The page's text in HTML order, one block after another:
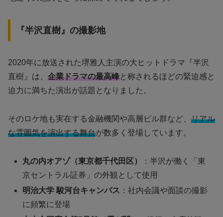
『半沢直樹』の撮影地
2020年に放送された堺雅人主演の大ヒットドラマ『半沢
直樹』は、 企業ドラマの最高峰と称されるほどの緊迫感と
迫力に満ちた演出が話題となりました。
そのロケ地も実在する金融機関や高層ビル群など、 リアル
な雰囲気を演出する舞台が数多く登場しています。
丸の内オアゾ（東京都千代田区）
：半沢が働く「東
京セントラル証券」の外観として使用
明治大学 駿河台キャンパス ：社内会議や面談の撮影
に頻繁に登場